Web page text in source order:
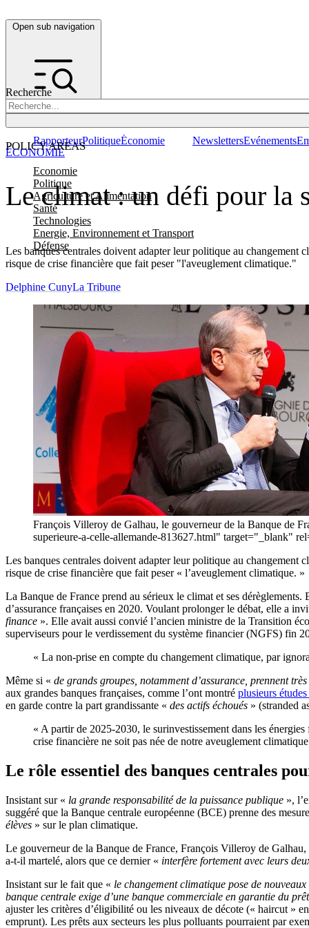
Open sub navigation
Recherche
POLICY AREAS
Economie
Politique
Agriculture et Alimentation
Santé
Technologies
Energie, Environnement et Transport
Défense
RapporteurPolitiqueÉconomie NewslettersEvénements
Le climat : un défi pour la
Les banques centrales doivent adapter leur politique au
risque de crise financière que fait peser "l'aveuglement climatique."
ÉCONOMIE
Delphine CunyLa Tribune
François Villeroy de Galhau, le gouverneur de la Banque de
superieure-a-celle-allemande-813627.html" target="_blank"
Les banques centrales doivent adapter leur politique au
risque de crise financière que fait peser « l’aveuglement climatique. »
La Banque de France prend au sérieux le climat et ses
d’assurance françaises en 2020. Voulant prolonger le débat, elle a
finance ». Elle avait aussi convié l’ancien ministre de la Transition
superviseurs pour le verdissement du système financier(NGFS) fin
« La non-prise en compte du changement climatique, par
Même si « de grands groupes, notamment d’assurance, prennent
aux grandes banques françaises, comme l’ont montré plusieurs
en garde contre la part grandissante « des actifs échoués » (stranded
« A partir de 2025-2030, le surinvestissement dans les
crise financière ne soit pas née de notre aveuglement
Le rôle essentiel des banques centrales
Insistant sur « la grande responsabilité de la puissance publique »,
suggéré que la Banque centrale européenne (BCE) prenne des
élèves » sur le plan climatique.
Le gouverneur de la Banque de France, François Villeroy de
a-t-il martelé, alors que ce dernier « interfère fortement avec leurs
Insistant sur le fait que « le changement climatique pose de
banque centrale exige d’une banque commerciale en garantie du
ajuster les critères d’éligibilité ou les niveaux de décote (« haircut »
emprunt). Les prêts aux secteurs les plus polluants pourraient par